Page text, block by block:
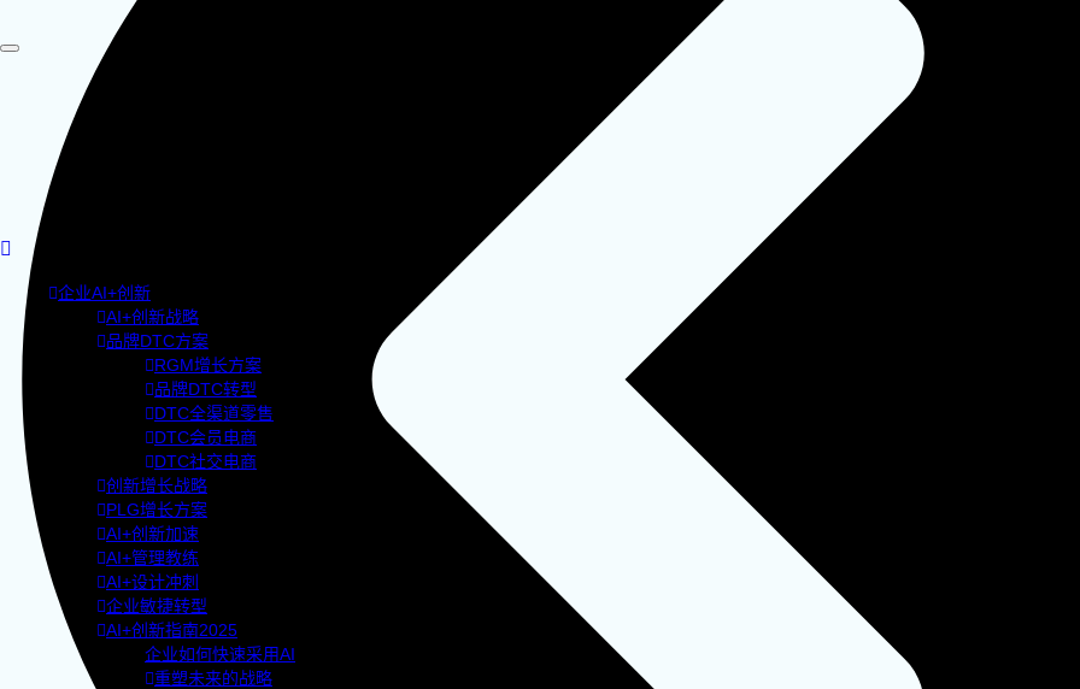
企业AI+创新
AI+创新战略
品牌DTC方案
RGM增长方案
品牌DTC转型
DTC全渠道零售
DTC会员电商
DTC社交电商
创新增长战略
PLG增长方案
AI+创新加速
AI+管理教练
AI+设计冲刺
企业敏捷转型
AI+创新指南2025
企业如何快速采用AI
重塑未来的战略